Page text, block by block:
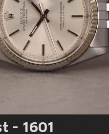
- 1601